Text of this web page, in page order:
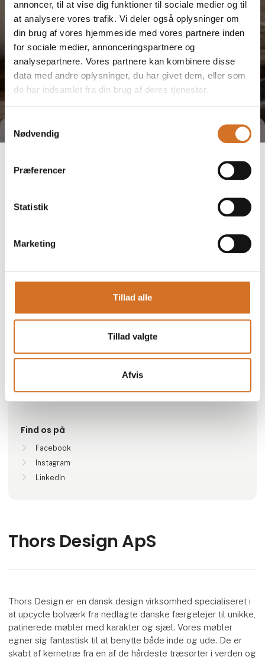
annoncer, til at vise dig funktioner til sociale medier og til
at analysere vores trafik. Vi deler også oplysninger om
din brug af vores hjemmeside med vores partnere inden
for sociale medier, annonceringspartnere og
analysepartnere. Vores partnere kan kombinere disse
data med andre oplysninger, du har givet dem, eller som
de har indsamlet fra din brug af deres tjenester.
Samtykkevalg
Nødvendig
Præferencer
Statistik
Marketing
Tillad alle
Tillad valgte
Afvis
Gå til hjemmeside
Vildbjerg, Danmark
Find os på
Facebook
Instagram
LinkedIn
Thors Design ApS
Thors Design er en dansk design virksomhed specialiseret i
at upcycle bolværk fra nedlagte danske færgelejer til unikke,
patinerede møbler med karakter og sjæl. Vores møbler
egner sig fantastisk til at benytte både inde og ude. De er
skabt af kernetræ fra en af de hårdeste træsorter i verden og